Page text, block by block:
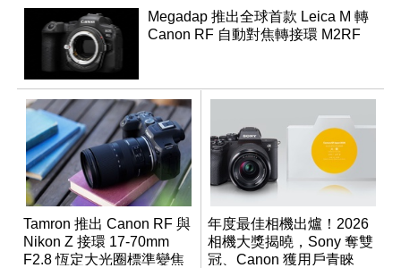
Megadap 推出全球首款 Leica M 轉
Canon RF 自動對焦轉接環 M2RF
Tamron 推出 Canon RF 與
Nikon Z 接環 17-70mm
F2.8 恆定大光圈標準變焦
年度最佳相機出爐！2026
相機大獎揭曉，Sony 奪雙
冠、Canon 獲用戶青睞